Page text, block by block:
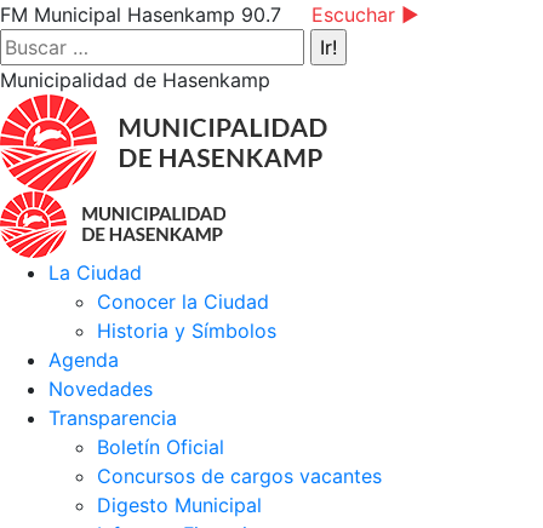
Saltar
al
contenido
Facebook
page
opens
new
window
Instagram
page
opens
new
window
YouTube
page
opens
new
window
FM Municipal Hasenkamp 90.7
Escuchar ►
Buscar:
Municipalidad de Hasenkamp
La Ciudad
Conocer la Ciudad
Historia y Símbolos
Agenda
Novedades
Transparencia
Boletín Oficial
Concursos de cargos vacantes
Digesto Municipal